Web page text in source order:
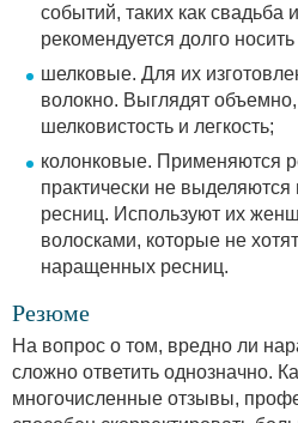
событий, таких как свадьба
рекомендуется долго
шелковые. Для их
волокно. Выглядят
шелковистость и легкость;
колонковые. Применяются
практически не
ресниц. Используют их
волосками, которые не
наращенных ресниц.
Резюме
На вопрос о том, вредно ли
сложно ответить однозначно.
многочисленные отзывы,